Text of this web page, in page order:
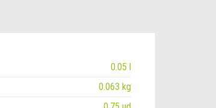
0.05 l
0.063 kg